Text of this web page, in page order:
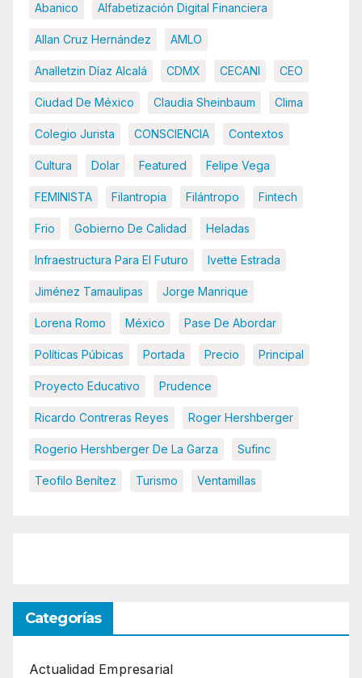
Abanico Alfabetización Digital Financiera
Allan Cruz Hernández AMLO
Analletzin Díaz Alcalá CDMX CECANI CEO
Ciudad De México Claudia Sheinbaum Clima
Colegio Jurista CONSCIENCIA Contextos
Cultura Dolar Featured Felipe Vega
FEMINISTA Filantropia Filántropo Fintech
Frio Gobierno De Calidad Heladas
Infraestructura Para El Futuro Ivette Estrada
Jiménez Tamaulipas Jorge Manrique
Lorena Romo México Pase De Abordar
Políticas Púbicas Portada Precio Principal
Proyecto Educativo Prudence
Ricardo Contreras Reyes Roger Hershberger
Rogerio Hershberger De La Garza Sufinc
Teofilo Benítez Turismo Ventamillas
Categorías
Actualidad Empresarial